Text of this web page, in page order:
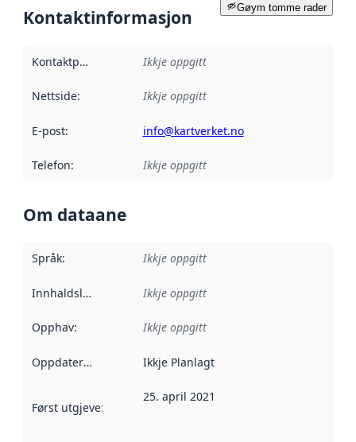
Gøym tomme rader
Kontaktinformasjon
Kontaktpunkt Ikkje oppgitt
Nettside: Ikkje oppgitt
E-post: info@kartverket.no
Telefon: Ikkje oppgitt
Om dataane
Språk: Ikkje oppgitt
Innhaldsleverandørar :
Ikkje oppgitt
Opphav: Ikkje oppgitt
Oppdateringsfrekvens :
Ikkje Planlagt
Først utgjeve: Denne datoen seier når dataa i dette
25. april 2021